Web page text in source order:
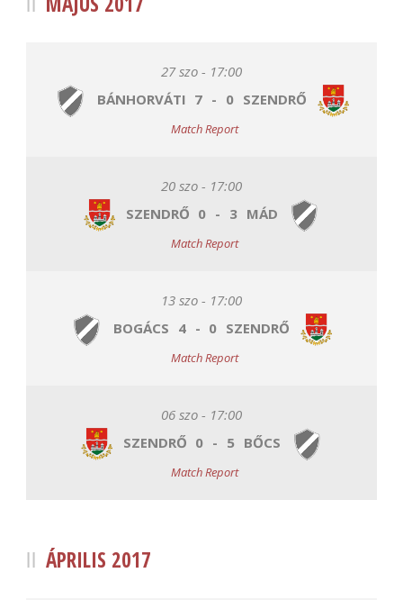
27 szo - 17:00
BÁNHORVÁTI 7 - 0 SZENDRŐ
Match Report
20 szo - 17:00
SZENDRŐ 0 - 3 MÁD
Match Report
13 szo - 17:00
BOGÁCS 4 - 0 SZENDRŐ
Match Report
06 szo - 17:00
SZENDRŐ 0 - 5 BŐCS
Match Report
ÁPRILIS 2017